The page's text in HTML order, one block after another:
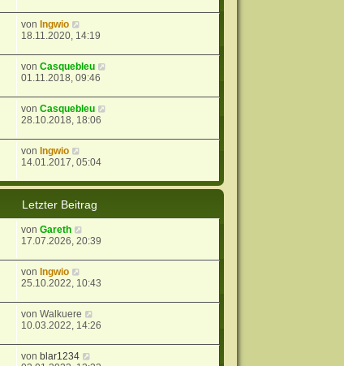
vonIngwio
18.11.2020, 14:19
vonCasquebleu
01.11.2018, 09:46
vonCasquebleu
28.10.2018, 18:06
vonIngwio
14.01.2017, 05:04
Letzter Beitrag
vonGareth
17.07.2026, 20:39
vonIngwio
25.10.2022, 10:43
vonWalkuere
10.03.2022, 14:26
vonblar1234